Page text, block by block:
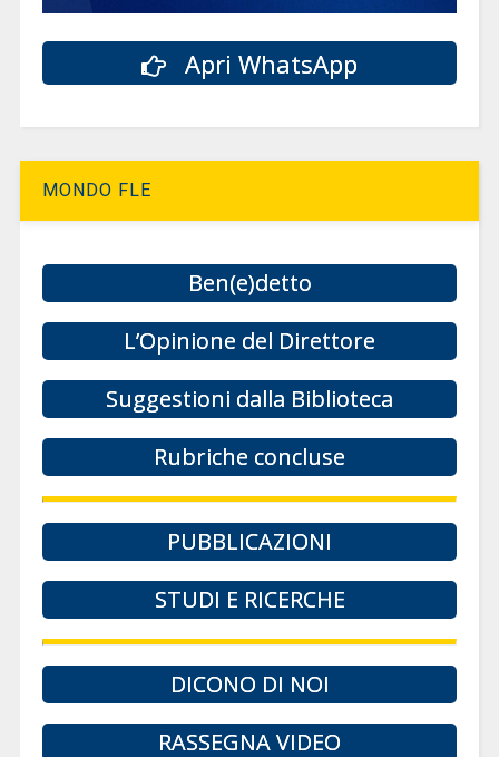
Apri WhatsApp
MONDO FLE
Ben(e)detto
L’Opinione del Direttore
Suggestioni dalla Biblioteca
Rubriche concluse
PUBBLICAZIONI
STUDI E RICERCHE
DICONO DI NOI
RASSEGNA VIDEO